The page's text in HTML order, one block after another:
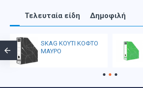
Τελευταία είδη Δημοφιλή
SKAG ΚΟΥΤΙ ΚΟΦΤΟ
ΜΑΥΡΟ